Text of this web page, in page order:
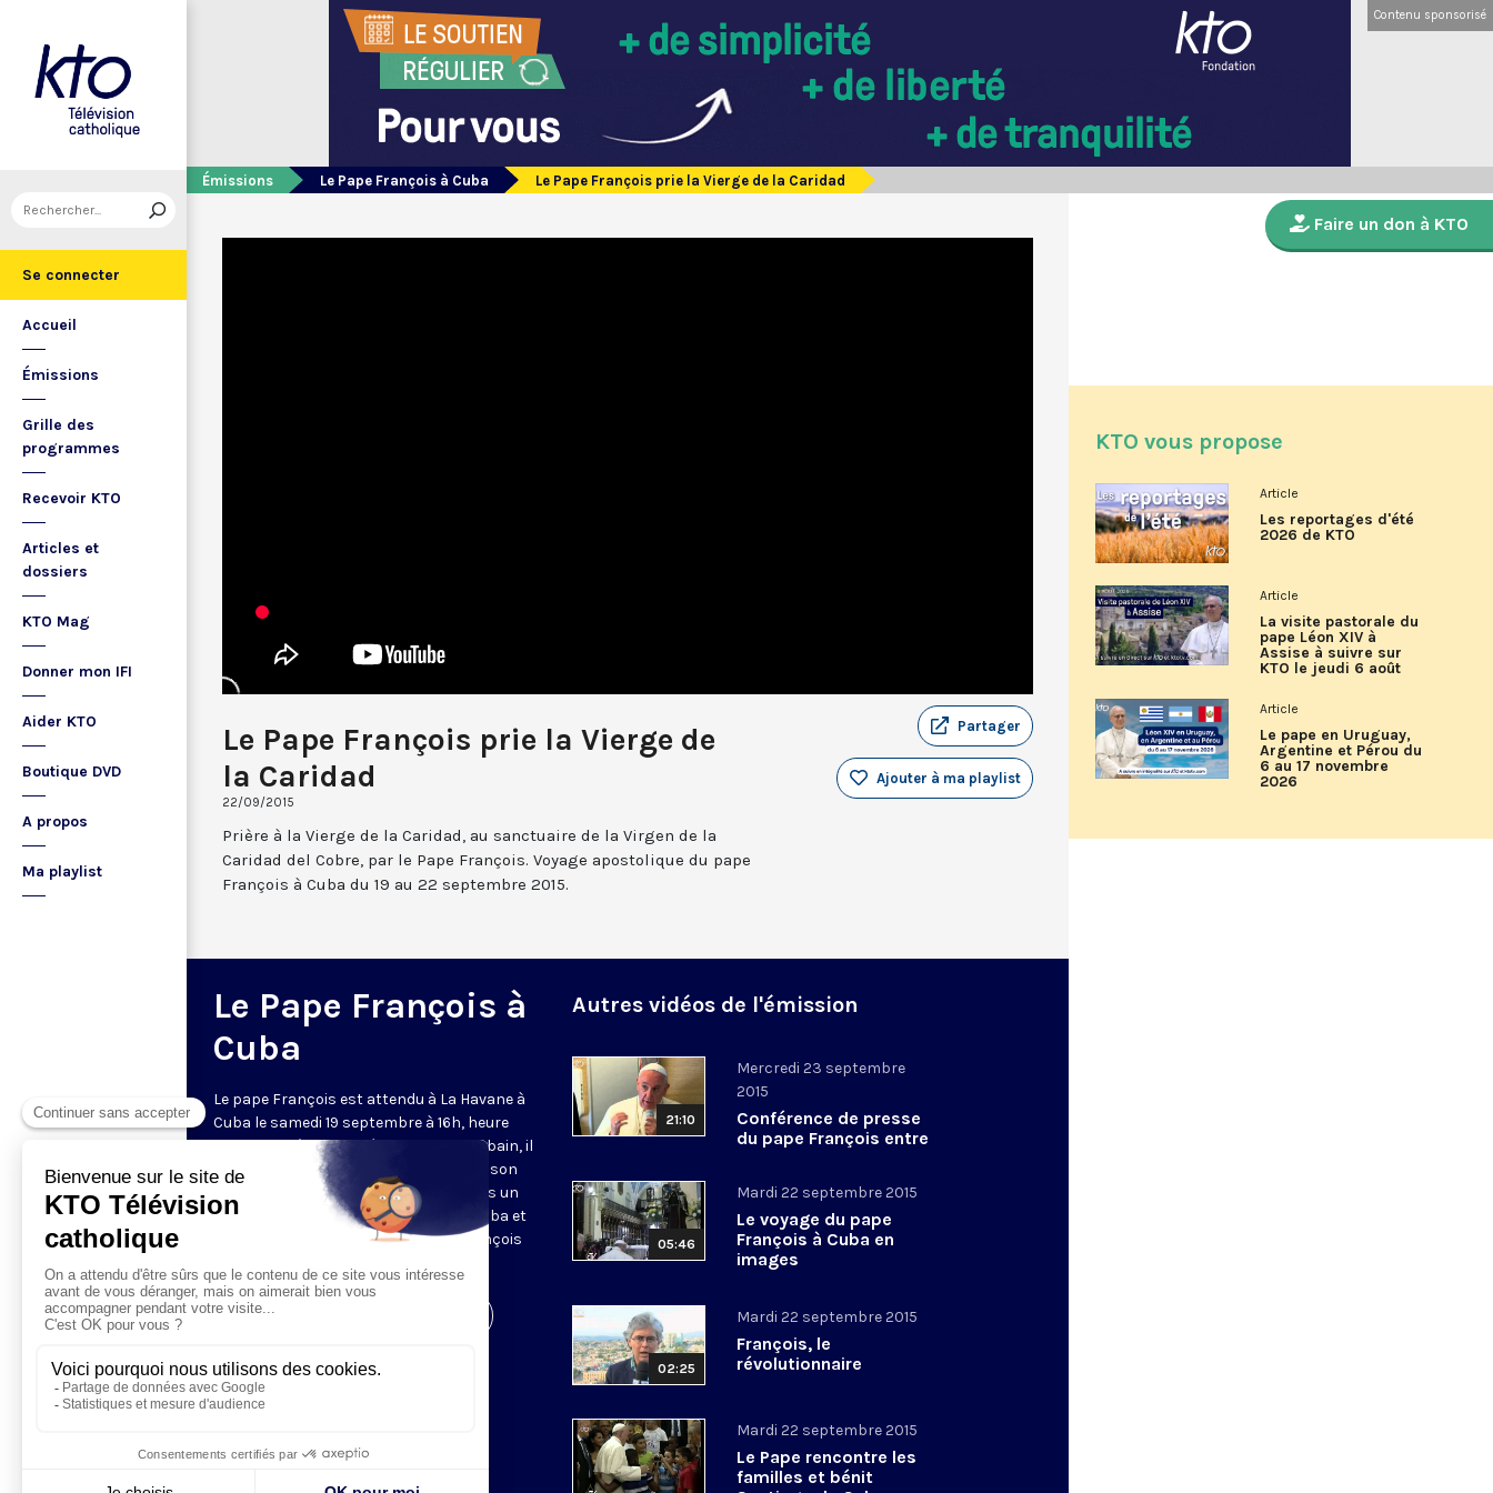
Se connecter
Accueil
Émissions
Grille des
programmes
Recevoir KTO
Articles et
dossiers
KTO Mag
Donner mon IFI
Aider KTO
Boutique DVD
A propos
Ma playlist
Contenu sponsorisé
Émissions Le Pape François à Cuba Le Pape François prie la Vierge de la Caridad
Le Pape François prie la Vierge de
la Caridad
22/09/2015
Partager
Ajouter à ma playlist
Prière à la Vierge de la Caridad, au sanctuaire de la Virgen de la
Caridad del Cobre, par le Pape François. Voyage apostolique du pape
François à Cuba du 19 au 22 septembre 2015.
Le Pape François à
Cuba
Le pape François est attendu à La Havane à
Cuba le samedi 19 septembre à 16h, heure
locale.Troisième pape à fouler le sol cubain, il
prononcera son premier discours dès son
arrivée. Cette visite intervient peu après un
dégel diplomatique historique entre Cuba et
les États-Unis pour lequel le pape François
Visiter la page de l'émission
Autres vidéos de l'émission
21:10
Mercredi 23 septembre
2015
Conférence de presse
du pape François entre
05:46
Mardi 22 septembre 2015
Le voyage du pape
François à Cuba en
images
02:25
Mardi 22 septembre 2015
François, le
révolutionnaire
Mardi 22 septembre 2015
Le Pape rencontre les
familles et bénit
Faire un don à KTO
KTO vous propose
Article
Les reportages d'été
2026 de KTO
Article
La visite pastorale du
pape Léon XIV à
Assise à suivre sur
KTO le jeudi 6 août
Article
Le pape en Uruguay,
Argentine et Pérou du
6 au 17 novembre
2026